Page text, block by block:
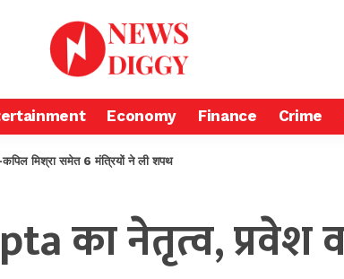
Economy Finance Crime
मिश्रा समेत 6 मंत्रियों ने ली शपथ
का नेतृत्व, प्रवेश